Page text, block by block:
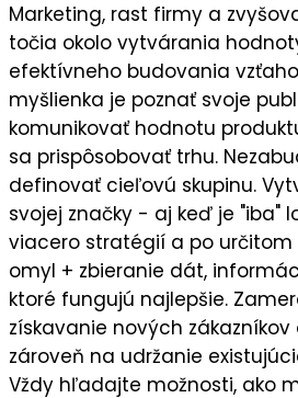
Marketing, rast firmy a
točia okolo vytvárania
efektívneho budovania
myšlienka je poznať svoje
komunikovať hodnotu
sa prispôsobovať trhu.
definovať cieľovú skupinu.
svojej značky - aj keď je "iba"
viacero stratégií a po určitom
omyl + zbieranie dát,
ktoré fungujú najlepšie.
získavanie nových
zároveň na udržanie
Vždy hľadajte možnosti, ako